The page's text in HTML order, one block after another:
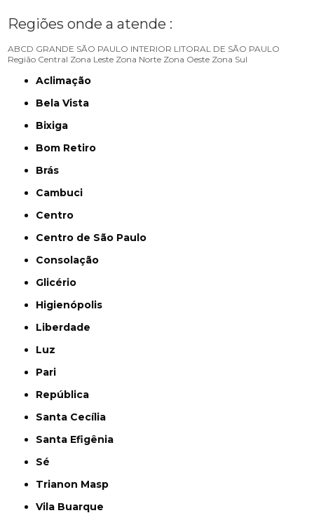
Regiões onde a atende :
ABCD GRANDE SÃO PAULO INTERIOR LITORAL DE SÃO PAULO
Região Central Zona Leste Zona Norte Zona Oeste Zona Sul
Aclimação
Bela Vista
Bixiga
Bom Retiro
Brás
Cambuci
Centro
Centro de São Paulo
Consolação
Glicério
Higienópolis
Liberdade
Luz
Pari
República
Santa Cecília
Santa Efigênia
Sé
Trianon Masp
Vila Buarque